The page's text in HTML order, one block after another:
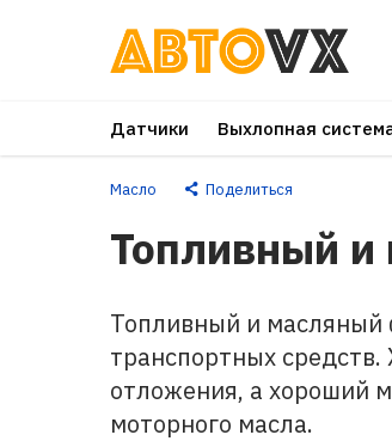
Перейти
основному
контенту
Датчики Выхлопная
Масло Поделиться
Топливный
Топливный и
транспортных
отложения, а хороший
моторного масла.